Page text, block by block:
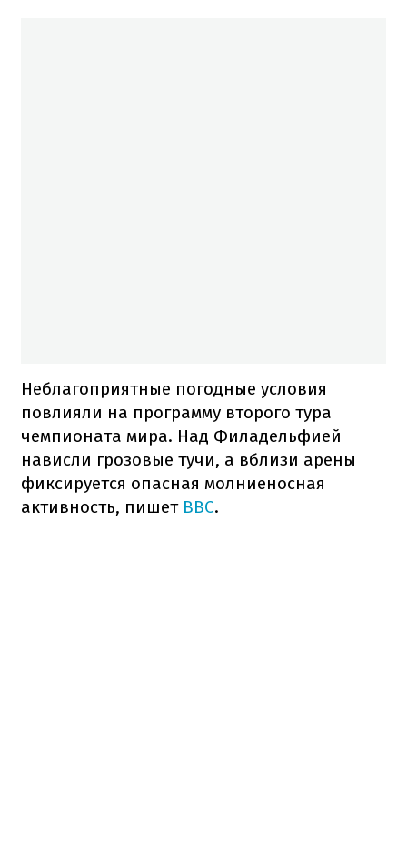
Неблагоприятные погодные условия
повлияли на программу второго тура
чемпионата мира. Над Филадельфией
нависли грозовые тучи, а вблизи арены
фиксируется опасная молниеносная
активность, пишет BBC.